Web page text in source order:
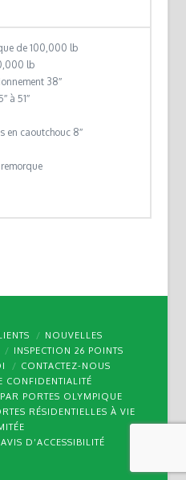
de 100,000 lb
lb
38″
à 51″
en caoutchouc 8″
NOUVELLES
INSPECTION 26 POINTS
CONTACTEZ-NOUS
CONFIDENTIALITÉ
PORTES OLYMPIQUE
RÉSIDENTIELLES À VIE
AVIS D’ACCESSIBILITÉ